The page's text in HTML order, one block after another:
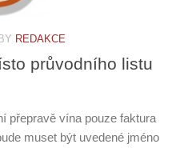
BY REDAKCE
průvodního listu
přepravě vína pouze faktura
muset být uvedené jméno